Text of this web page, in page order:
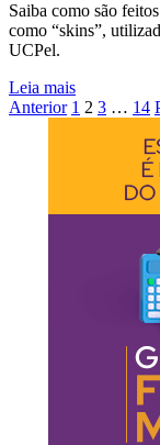
Saiba como são
como “skins”,
UCPel.
Leia mais
Anterior 1 2 3 … 14